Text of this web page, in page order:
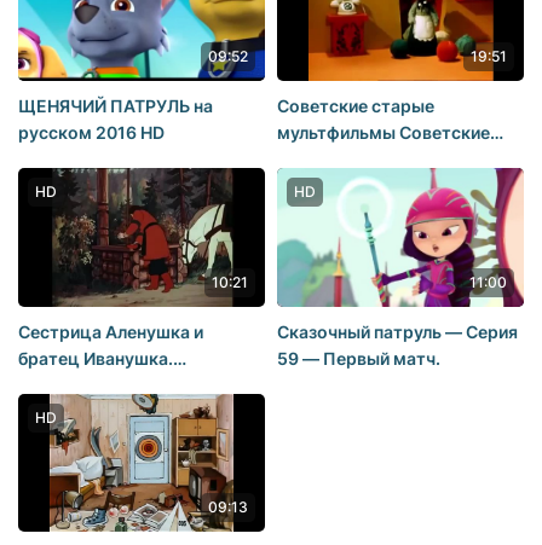
09:52
ЩЕНЯЧИЙ ПАТРУЛЬ на
русском 2016 HD
19:51
Советские старые
мультфильмы Советские
СССР
HD
10:21
Сестрица Аленушка и
братец Иванушка.
Союзмультфильм.
StarMediaKids
HD
11:00
Сказочный патруль — Серия
59 — Первый матч.
HD
09:13